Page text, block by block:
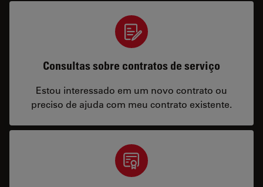
Consultas sobre contratos de serviço
Estou interessado em um novo contrato ou
preciso de ajuda com meu contrato existente.